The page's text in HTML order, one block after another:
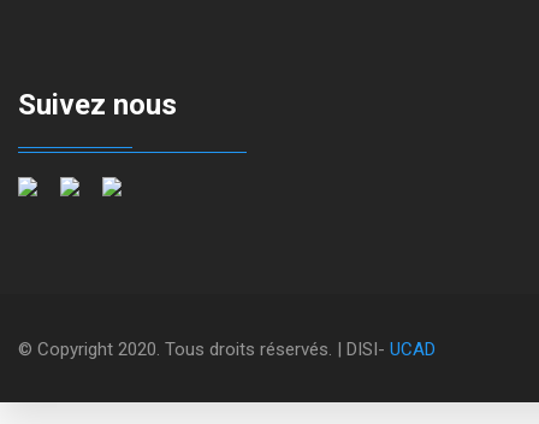
Suivez nous
© Copyright 2020. Tous droits réservés. | DISI- UCAD